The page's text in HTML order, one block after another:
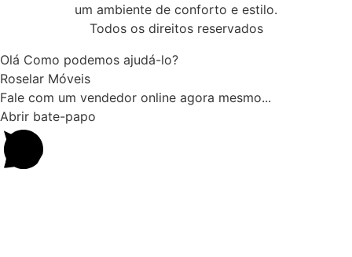
um ambiente de conforto e estilo.
Todos os direitos reservados
Olá Como podemos ajudá-lo?
Roselar Móveis
Fale com um vendedor online agora mesmo...
Abrir bate-papo